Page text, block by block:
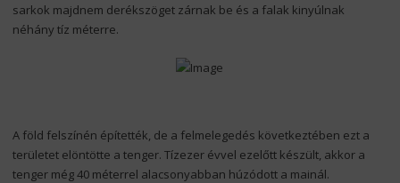
sarkok majdnem derékszöget zárnak be és a falak kinyúlnak
néhány tíz méterre.
A föld felszínén építették, de a felmelegedés következtében ezt a
területet elöntötte a tenger. Tízezer évvel ezelőtt készült, akkor a
tenger még 40 méterrel alacsonyabban húzódott a mainál.